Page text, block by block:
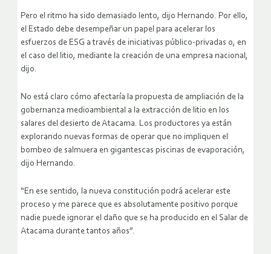
Pero el ritmo ha sido demasiado lento, dijo Hernando. Por ello,
el Estado debe desempeñar un papel para acelerar los
esfuerzos de ESG a través de iniciativas público-privadas o, en
el caso del litio, mediante la creación de una empresa nacional,
dijo.
No está claro cómo afectaría la propuesta de ampliación de la
gobernanza medioambiental a la extracción de litio en los
salares del desierto de Atacama. Los productores ya están
explorando nuevas formas de operar que no impliquen el
bombeo de salmuera en gigantescas piscinas de evaporación,
dijo Hernando.
“En ese sentido, la nueva constitución podrá acelerar este
proceso y me parece que es absolutamente positivo porque
nadie puede ignorar el daño que se ha producido en el Salar de
Atacama durante tantos años”.